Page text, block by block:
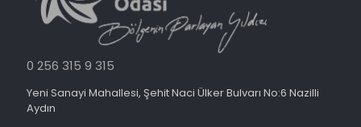
0 256 315 9 315
Yeni Sanayi Mahallesi, Şehit Naci Ülker Bulvarı No:6 Nazilli
Aydın